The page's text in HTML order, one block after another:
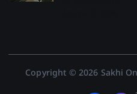
Copyright © 2026 Sakhi